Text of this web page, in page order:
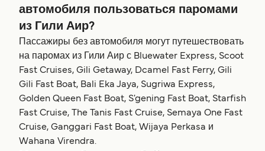
автомобиля пользоваться паромами
из Гили Аир?
Пассажиры без автомобиля могут путешествовать
на паромах из Гили Аир с Bluewater Express, Scoot
Fast Cruises, Gili Getaway, Dcamel Fast Ferry, Gili
Gili Fast Boat, Bali Eka Jaya, Sugriwa Express,
Golden Queen Fast Boat, S'gening Fast Boat, Starfish
Fast Cruise, The Tanis Fast Cruise, Semaya One Fast
Cruise, Ganggari Fast Boat, Wijaya Perkasa и
Wahana Virendra.